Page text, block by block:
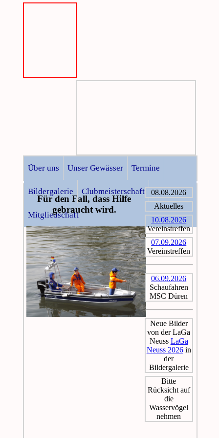
Über uns Unser Gewässer Termine
Bildergalerie Clubmeisterschaft
Mitgliedschaft
Für den Fall, dass Hilfe
gebraucht wird.
08.08.2026
Aktuelles
10.08.2026
Vereinstreffen
07.09.2026
Vereinstreffen
06.09.2026
Schaufahren
MSC Düren
Neue Bilder
von der LaGa
Neuss LaGa
Neuss 2026in
der
Bildergalerie
Bitte
Rücksicht auf
die
Wasservögel
nehmen